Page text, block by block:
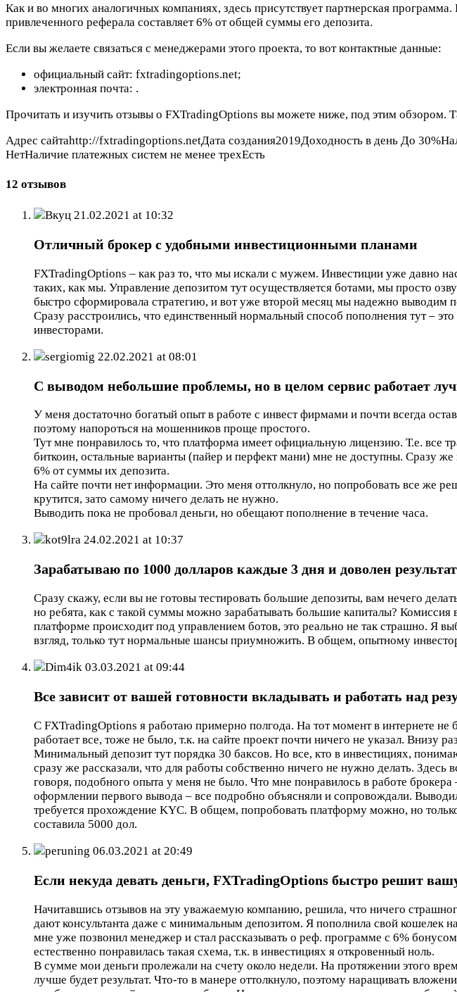
Как и во многих аналогичных компаниях, здесь присутствует партнерская
привлеченного реферала составляет 6% от общей суммы его депозита.
Если вы желаете связаться с менеджерами этого проекта, то вот контактные данные:
официальный сайт: fxtradingoptions.net;
электронная почта: .
Прочитать и изучить отзывы о FXTradingOptions вы можете ниже, под этим обзором.
Адрес сайтаhttp://fxtradingoptions.netДата создания2019Доходность в день До
НетНаличие платежных систем не менее трехЕсть
12 отзывов
Вкуц 21.02.2021 at 10:32
Отличный брокер с удобными инвестиционными планами
FXTradingOptions – как раз то, что мы искали с мужем. Инвестиции уже давно
таких, как мы. Управление депозитом тут осуществляется ботами, мы просто
быстро сформировала стратегию, и вот уже второй месяц мы надежно выводим
Сразу расстроились, что единственный нормальный способ пополнения тут –
инвесторами.
sergiomig 22.02.2021 at 08:01
С выводом небольшие проблемы, но в целом сервис работает
У меня достаточно богатый опыт в работе с инвест фирмами и почти всегда
поэтому напороться на мошенников проще простого.
Тут мне понравилось то, что платформа имеет официальную лицензию. Т.е. все
биткоин, остальные варианты (пайер и перфект мани) мне не доступны. Сразу
6% от суммы их депозита.
На сайте почти нет информации. Это меня оттолкнуло, но попробовать все же
крутится, зато самому ничего делать не нужно.
Выводить пока не пробовал деньги, но обещают пополнение в течение часа.
kot9lra 24.02.2021 at 10:37
Зарабатываю по 1000 долларов каждые 3 дня и доволен
Сразу скажу, если вы не готовы тестировать большие депозиты, вам нечего
но ребята, как с такой суммы можно зарабатывать большие капиталы?
платформе происходит под управлением ботов, это реально не так страшно.
взгляд, только тут нормальные шансы приумножить. В общем, опытному
Dim4ik 03.03.2021 at 09:44
Все зависит от вашей готовности вкладывать и работать над
С FXTradingOptions я работаю примерно полгода. На тот момент в интернете
работает все, тоже не было, т.к. на сайте проект почти ничего не указал.
Минимальный депозит тут порядка 30 баксов. Но все, кто в инвестициях,
сразу же рассказали, что для работы собственно ничего не нужно делать.
говоря, подобного опыта у меня не было. Что мне понравилось в работе
оформлении первого вывода – все подробно объясняли и сопровождали.
требуется прохождение KYC. В общем, попробовать платформу можно, но
составила 5000 дол.
peruning 06.03.2021 at 20:49
Если некуда девать деньги, FXTradingOptions быстро решит
Начитавшись отзывов на эту уважаемую компанию, решила, что ничего
дают консультанта даже с минимальным депозитом. Я пополнила свой кошелек
мне уже позвонил менеджер и стал рассказывать о реф. программе с 6%
естественно понравилась такая схема, т.к. в инвестициях я откровенный ноль.
В сумме мои деньги пролежали на счету около недели. На протяжении этого
лучше будет результат. Что-то в манере оттолкнуло, поэтому наращивать